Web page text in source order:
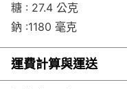
糖 : 27.4 公克
鈉 :1180 毫克
運費計算與運送